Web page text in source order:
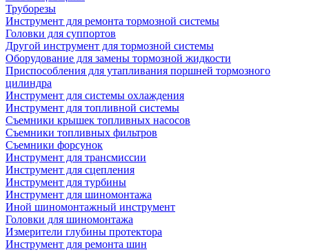
Труборезы
Инструмент для ремонта тормозной системы
Головки для суппортов
Другой инструмент для тормозной системы
Оборудование для замены тормозной жидкости
Приспособления для утапливания поршней тормозного
цилиндра
Инструмент для системы охлаждения
Инструмент для топливной системы
Съемники крышек топливных насосов
Съемники топливных фильтров
Съемники форсунок
Инструмент для трансмиссии
Инструмент для сцепления
Инструмент для турбины
Инструмент для шиномонтажа
Иной шиномонтажный инструмент
Головки для шиномонтажа
Измерители глубины протектора
Инструмент для ремонта шин